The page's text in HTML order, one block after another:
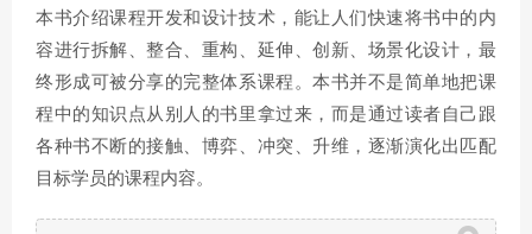
本书介绍课程开发和设计技术，能让人们快速将书中的内
容进行拆解、整合、重构、延伸、创新、场景化设计，最
终形成可被分享的完整体系课程。本书并不是简单地把课
程中的知识点从别人的书里拿过来，而是通过读者自己跟
各种书不断的接触、博弈、冲突、升维，逐渐演化出匹配
目标学员的课程内容。